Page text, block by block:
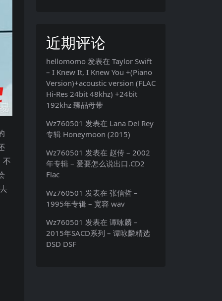
不
近期评论
hellomomo 发表在 Taylor Swift
– I Knew It, I Knew You +(Piano
Version)+acoustic version (FLAC
Hi-Res 24bit 48khz) +24bit
192khz 臻品母带
Wz760501 发表在 Lana Del Rey
专辑 Honeymoon (2015)
Wz760501 发表在 赵传 – 2002
年专辑 – 爱要怎么说出口.CD2
Flac
Wz760501 发表在 张信哲 –
1995年专辑 – 宽容 wav
Wz760501 发表在 谭咏麟 –
2015年SACD系列 – 谭咏麟精选
DSD DSF